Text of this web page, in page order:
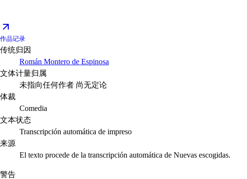
作品记录
传统归因
Román Montero de Espinosa
文体计量归属
未指向任何作者 尚无定论
体裁
Comedia
文本状态
Transcripción automática de impreso
来源
El texto procede de la transcripción automática de Nuevas escogidas.
警告